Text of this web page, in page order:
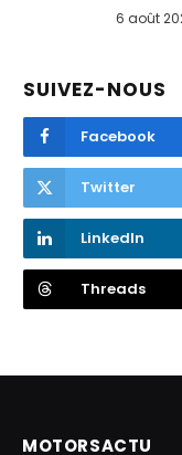
6 août
SUIVEZ-NOUS
Facebook
Twitter
LinkedIn
Threads
MOTORSACTU